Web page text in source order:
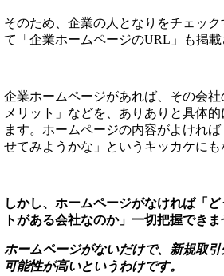
そのため、企業の人となりをチェッ
て「企業ホームページのURL」も掲載
企業ホームページがあれば、その会社
メリット」などを、ありありと具体
ます。ホームページの内容がよけれ
せてみようかな」というキッカケにも
しかし、ホームページがなければ「
トがある会社なのか」一切把握できま
ホームページがないだけで、新規取
可能性が高いというわけです。